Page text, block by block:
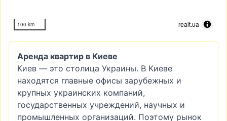
100 km realt.ua
Аренда квартир в Киеве
Киев — это столица Украины. В Киеве
находятся главные офисы зарубежных и
крупных украинских компаний,
государственных учреждений, научных и
промышленных организаций. Поэтому рынок